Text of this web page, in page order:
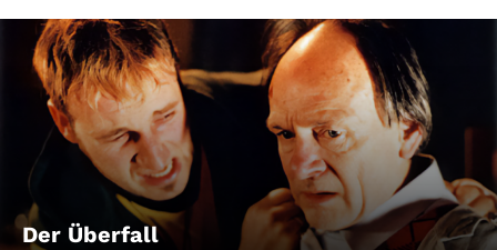
Der Überfall